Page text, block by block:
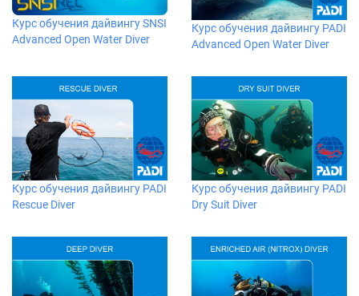
Курс обучения дайвингу SNSI
Advanced Open Water Diver
Курс обучения дайвингу PADI
Advanced Open Water Diver
Курс обучения дайвингу PADI
Rescue Diver
Курс обучения дайвингу PADI
Dry Suit Diver